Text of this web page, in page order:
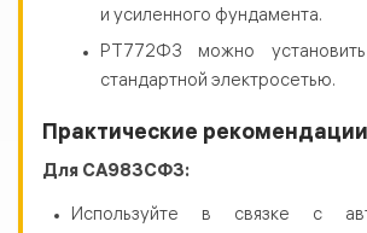
и усиленного фундамента.
РТ772Ф3 можно
стандартной электросетью.
Практические рекомендации
Для СА983СФ3:
Используйте в связке с